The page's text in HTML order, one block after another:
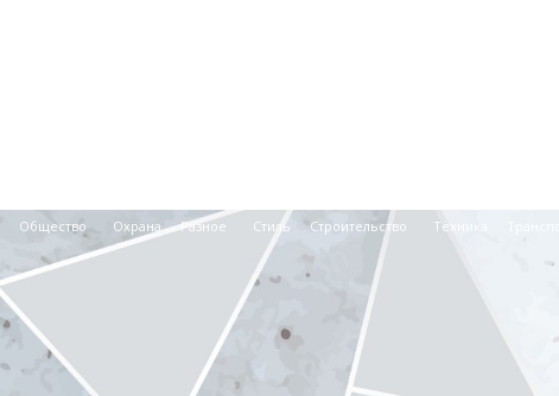
Общество Охрана Разное Стиль Строительство Техника